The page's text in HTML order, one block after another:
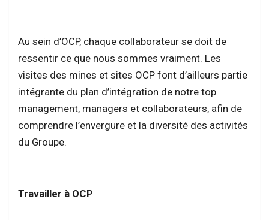
Au sein d’OCP, chaque collaborateur se doit de
ressentir ce que nous sommes vraiment. Les
visites des mines et sites OCP font d’ailleurs partie
intégrante du plan d’intégration de notre top
management, managers et collaborateurs, afin de
comprendre l’envergure et la diversité des activités
du Groupe.
Travailler à OCP